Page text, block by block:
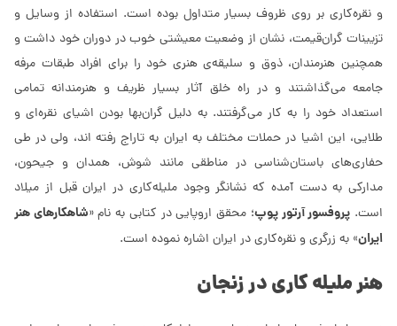
و نقره‌کاری بر روی ظروف بسیار متداول بوده است. استفاده از وسایل و
تزیینات گران‌قیمت، نشان از وضعیت معیشتی خوب در دوران خود داشت و
همچنین هنرمندان، ذوق و سلیقه‌ی هنری خود را برای افراد طبقات مرفه
جامعه می‌گذاشتند و در راه خلق آثار بسیار ظریف و هنرمندانه تمامی
استعداد خود را به کار می‌گرفتند. به دلیل گران‌بها بودن اشیای نقره‌ای و
طلایی، این اشیا در حملات مختلف به ایران به تاراج رفته اند، ولی در طی
حفاری‌های باستان‌شناسی در مناطقی مانند شوش، همدان و جیحون،
مدارکی به دست آمده که نشانگر وجود ملیله‌کاری در ایران قبل از میلاد
است. پروفسور آرتور پوپ؛ محقق اروپایی در کتابی به نام «شاهکارهای هنر
ایران» به زرگری و نقره‌کاری در ایران اشاره نموده است.
هنر ملیله کاری در زنجان